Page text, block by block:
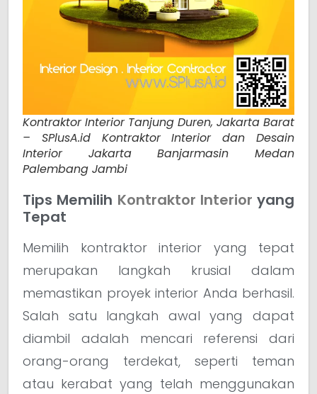
Kontraktor Interior Tanjung Duren, Jakarta Barat
– SPlusA.id Kontraktor Interior dan Desain
Interior Jakarta Banjarmasin Medan
Palembang Jambi
Tips Memilih Kontraktor Interior yang
Tepat
Memilih kontraktor interior yang tepat
merupakan langkah krusial dalam
memastikan proyek interior Anda berhasil.
Salah satu langkah awal yang dapat
diambil adalah mencari referensi dari
orang-orang terdekat, seperti teman
atau kerabat yang telah menggunakan